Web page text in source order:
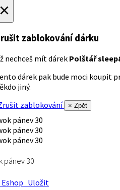
zablokování dárku
nechceš mít dárek Polštář
dárek pak bude moci koupit
jiný.
zablokování
× Zpět
pánev 30
Uložit